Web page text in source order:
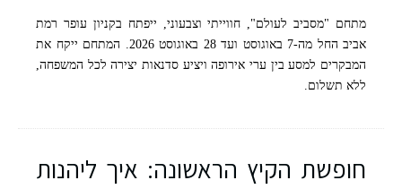
מתחם "מסביב לעולם", חווייתי וצבעוני, ייפתח בקניון עופר רמת
אביב החל מה-7 באוגוסט ועד 28 באוגוסט 2026. המתחם ייקח את
המבקרים למסע בין ערי אירופה ויציע סדנאות יצירה לכל המשפחה,
ללא תשלום.
חופשת הקיץ הראשונה: איך ליהנות